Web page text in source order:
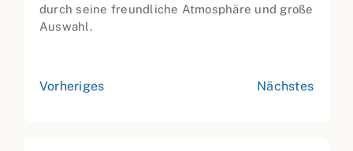
durch seine freundliche Atmosphäre und große
Auswahl.
Vorheriges Nächstes